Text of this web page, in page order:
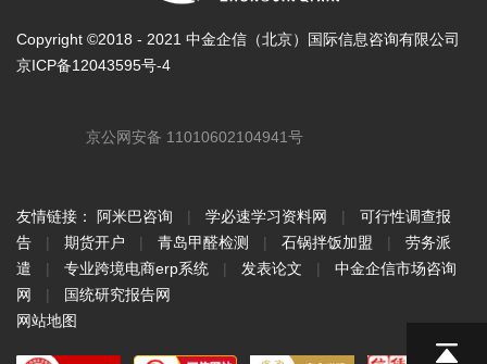
Copyright ©2018 - 2021 中金企信（北京）国际信息咨询有限公司
京ICP备12043595号-4
京公网安备 11010602104941号
友情链接： 阿米巴咨询 | 学必速学习资料网 |
可行性调查报
告
| 期货开户 | 青岛甲醛检测 | 石锅拌饭加盟 |
劳务派
遣
| 专业跨境电商erp系统 | 发表论文 |
中金企信市场咨询
网
|
国统研究报告网
网站地图